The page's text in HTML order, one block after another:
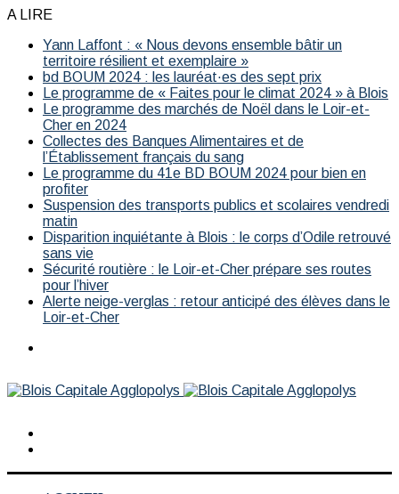
A LIRE
Yann Laffont : « Nous devons ensemble bâtir un
territoire résilient et exemplaire »
bd BOUM 2024 : les lauréat·es des sept prix
Le programme de « Faites pour le climat 2024 » à Blois
Le programme des marchés de Noël dans le Loir-et-
Cher en 2024
Collectes des Banques Alimentaires et de
l’Établissement français du sang
Le programme du 41e BD BOUM 2024 pour bien en
profiter
Suspension des transports publics et scolaires vendredi
matin
Disparition inquiétante à Blois : le corps d’Odile retrouvé
sans vie
Sécurité routière : le Loir-et-Cher prépare ses routes
pour l’hiver
Alerte neige-verglas : retour anticipé des élèves dans le
Loir-et-Cher